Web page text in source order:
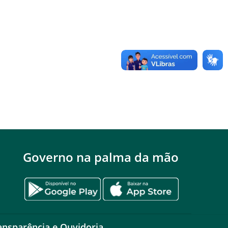
Governo na palma da mão